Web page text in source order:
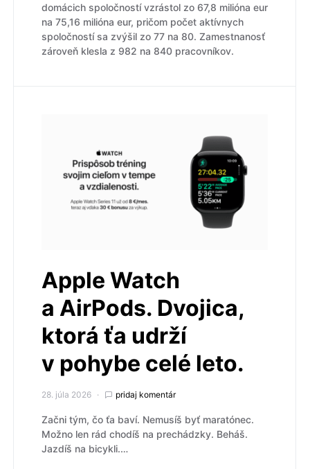
domácich spoločností vzrástol zo 67,8 milióna eur
na 75,16 milióna eur, pričom počet aktívnych
spoločností sa zvýšil zo 77 na 80. Zamestnanosť
zároveň klesla z 982 na 840 pracovníkov.
Apple Watch
a AirPods. Dvojica,
ktorá ťa udrží
v pohybe celé leto.
28. júla 2026 pridaj komentár
Začni tým, čo ťa baví. Nemusíš byť maratónec.
Možno len rád chodíš na prechádzky. Beháš.
Jazdíš na bicykli.…